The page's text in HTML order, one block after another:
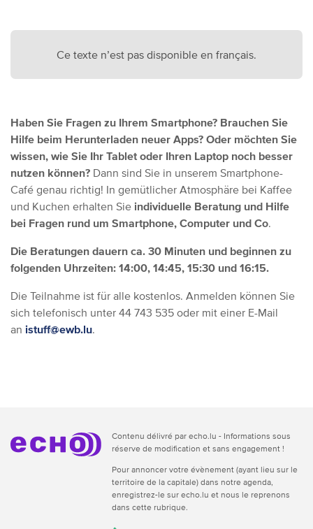
Ce texte n’est pas disponible en français.
Haben Sie Fragen zu Ihrem Smartphone? Brauchen Sie
Hilfe beim Herunterladen neuer Apps? Oder möchten Sie
wissen, wie Sie Ihr Tablet oder Ihren Laptop noch besser
nutzen können? Dann sind Sie in unserem Smartphone-
Café genau richtig! In gemütlicher Atmosphäre bei Kaffee
und Kuchen erhalten Sie individuelle Beratung und Hilfe
bei Fragen rund um Smartphone, Computer und Co.
Die Beratungen dauern ca. 30 Minuten und beginnen zu
folgenden Uhrzeiten: 14:00, 14:45, 15:30 und 16:15.
Die Teilnahme ist für alle kostenlos. Anmelden können Sie
sich telefonisch unter 44 743 535 oder mit einer E-Mail
an istuff@ewb.lu.
Contenu délivré par echo.lu - Informations sous
réserve de modification et sans engagement !
Pour annoncer votre évènement (ayant lieu sur le
territoire de la capitale) dans notre agenda,
enregistrez-le sur echo.lu et nous le reprenons
dans cette rubrique.